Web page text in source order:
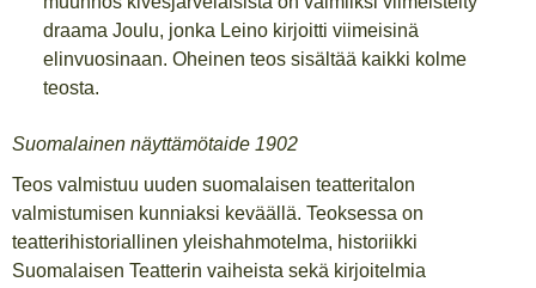
draama Joulu, jonka Leino kirjoitti viimeisinä
elinvuosinaan. Oheinen teos sisältää kaikki kolme
teosta.
Suomalainen näyttämötaide 1902
Teos valmistuu uuden suomalaisen teatteritalon
valmistumisen kunniaksi keväällä. Teoksessa on
teatterihistoriallinen yleishahmotelma, historiikki
Suomalaisen Teatterin vaiheista sekä kirjoitelmia